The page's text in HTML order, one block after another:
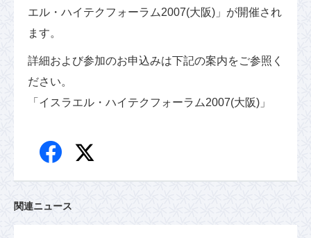
エル・ハイテクフォーラム2007(大阪)」が開催され
ます。
詳細および参加のお申込みは下記の案内をご参照く
ださい。
「イスラエル・ハイテクフォーラム2007(大阪)」
関連ニュース